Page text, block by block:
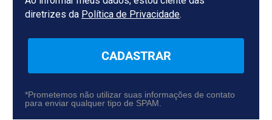
diretrizes da Política de Privacidade.
CADASTRAR
*Prometemos não utilizar suas informações de contato
para enviar qualquer tipo de SPAM.